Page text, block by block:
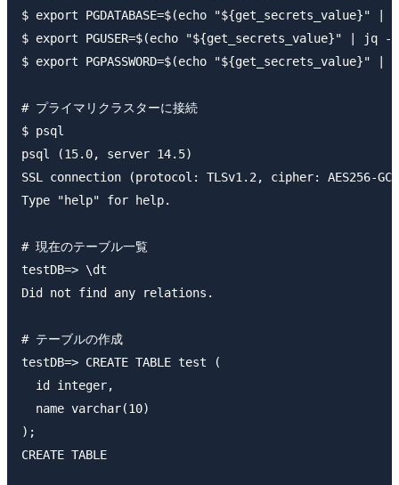
$ export PGDATABASE=$(echo "${get_secrets_value}"
$ export PGUSER=$(echo "${get_secrets_value}" | jq -
$ export PGPASSWORD=$(echo "${get_secrets_value}"
# プライマリクラスターに接続
$ psql
psql (15.0, server 14.5)
SSL connection (protocol: TLSv1.2, cipher: AES256-
Type "help" for help.
# 現在のテーブル一覧
testDB=> \dt
Did not find any relations.
# テーブルの作成
testDB=> CREATE TABLE test (
  id integer,
  name varchar(10)
);
CREATE TABLE